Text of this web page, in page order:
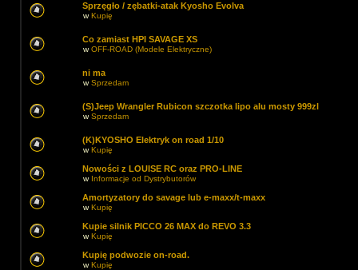
Sprzęgło / zębatki-atak Kyosho Evolva
wKupię
Co zamiast HPI SAVAGE XS
wOFF-ROAD (Modele Elektryczne)
ni ma
wSprzedam
(S)Jeep Wrangler Rubicon szczotka lipo alu mosty 999zl
wSprzedam
(K)KYOSHO Elektryk on road 1/10
wKupię
Nowości z LOUISE RC oraz PRO-LINE
w Informacje od Dystrybutorów
Amortyzatory do savage lub e-maxx/t-maxx
wKupię
Kupie silnik PICCO 26 MAX do REVO 3.3
wKupię
Kupię podwozie on-road.
wKupię